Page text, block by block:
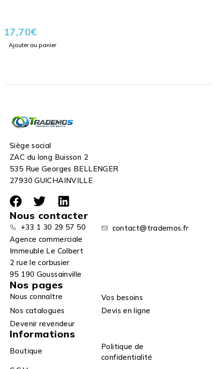
17,70€
Ajouter au panier
Siège social
ZAC du long Buisson 2
535 Rue Georges BELLENGER
27930 GUICHAINVILLE
Nous contacter
+33 1 30 29 57 50
contact@trademos.fr
Agence commerciale
Immeuble Le Colbert
2 rue le corbusier
95 190 Goussainville
Nos pages
Nous connaître
Vos besoins
Nos catalogues
Devis en ligne
Devenir revendeur
Informations
Boutique
Politique de
confidentialité